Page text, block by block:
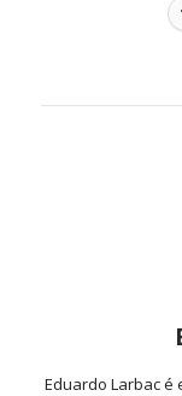
Eduardo Larbac é